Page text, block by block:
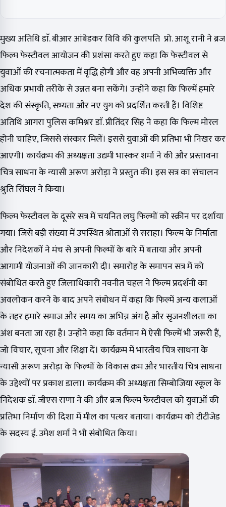
मुख्य अतिथि डाॅ. बीआर आंबेडकर विवि की कुलपति प्रो. आशू रानी ने ब्रज
फिल्म फेस्टीवल आयोजन की प्रशंसा करते हुए कहा कि फेस्टीवल से
युवाओं की रचनात्मकता में वृद्धि होगी और वह अपनी अभिव्यक्ति और
अधिक प्रभावी तरीके से उन्नत बना सकेंगे। उन्होंने कहा कि फिल्में हमारे
देश की संस्कृति, सभ्यता और नए युग को प्रदर्शित करती हैं। विशिष्ट
अतिथि आगरा पुलिस कमिश्नर डाॅ. प्रीतिंदर सिंह ने कहा कि फिल्म मोरल
होनी चाहिए, जिससे संस्कार मिलें। इससे युवाओं की प्रतिभा भी निखर कर
आएगी। कार्यक्रम की अध्यक्षता उद्यमी भास्कर शर्मा ने की और प्रस्तावना
चित्र साधना के न्यासी अरूण अरोड़ा ने प्रस्तुत की। इस सत्र का संचालन
श्रुति सिंघल ने किया।
फिल्म फेस्टीवल के दूसरे सत्र में चयनित लघु फिल्मों को स्क्रीन पर दर्शाया
गया। जिसे बड़ी संख्या में उपस्थित श्रोताओं से सराहा। फिल्म के निर्माता
और निदेशकों ने मंच से अपनी फिल्मों के बारे में बताया और अपनी
आगामी योजनाओं की जानकारी दी। समारोह के समापन सत्र में को
संबोधित करते हुए जिलाधिकारी नवनीत चहल ने फिल्म प्रदर्शनी का
अवलोकन करने के बाद अपने संबोधन में कहा कि फिल्में अन्य कलाओं
के तहर हमारे समाज और समय का अभिन्न अंग है और सृजनशीलता का
अंश बनता जा रहा है। उन्होंने कहा कि वर्तमान में ऐसी फिल्में भी जरूरी हैं,
जो विचार, सूचना और शिक्षा दें। कार्यक्रम में भारतीय चित्र साधना के
न्यासी अरूण अरोड़ा के फिल्मों के विकास क्रम और भारतीय चित्र साधना
के उद्देश्यों पर प्रकाश डाला। कार्यक्रम की अध्यक्षता सिम्बोजिया स्कूल के
निदेशक डाॅ. जीएस राणा ने की और ब्रज फिल्म फेस्टीवल को युवाओं की
प्रतिभा निर्माण की दिशा में मील का पत्थर बताया। कार्यक्रम को टीटीजेड
के सदस्य ई. उमेश शर्मा ने भी संबोधित किया।